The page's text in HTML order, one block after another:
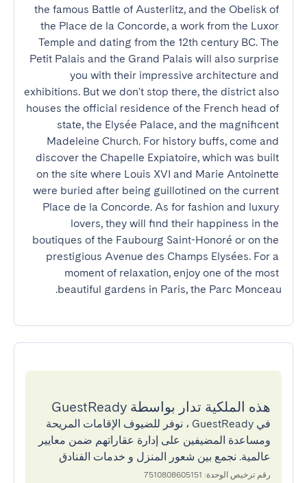
the famous Battle of Austerlitz, and the Obelisk of
the Place de la Concorde, a work from the Luxor
Temple and dating from the 12th century BC. The
Petit Palais and the Grand Palais will also surprise
you with their impressive architecture and
exhibitions. But we don't stop there, the district also
houses the official residence of the French head of
state, the Elysée Palace, and the magnificent
Madeleine Church. For history buffs, come and
discover the Chapelle Expiatoire, which was built
on the site where Louis XVI and Marie Antoinette
were buried after being guillotined on the current
Place de la Concorde. As for fashion and luxury
lovers, they will find their happiness in the
boutiques of the Faubourg Saint-Honoré or on the
prestigious Avenue des Champs Elysées. For a
moment of relaxation, enjoy one of the most
beautiful gardens in Paris, the Parc Monceau.
هذه الملكية تدار بواسطة GuestReady
في GuestReady ، نوفر للضيوف الإقامات المريحة
ومساعدة المضيفين على إدارة عقاراتهم ضمن معايير
عالمية. نجمع بين شعور المنزل و خدمات الفنادق
رقم ترخيص الوحدة: 7510808605151